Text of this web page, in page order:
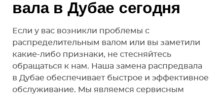
вала в Дубае сегодня
Если у вас возникли проблемы с
распределительным валом или вы заметили
какие-либо признаки, не стесняйтесь
обращаться к нам. Наша замена распредвала
в Дубае обеспечивает быстрое и эффективное
обслуживание. Мы являемся сервисным